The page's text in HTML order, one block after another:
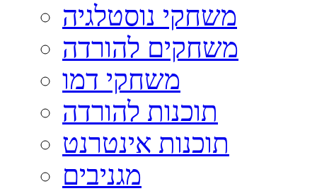
משחקי נוסטלגיה
משחקים להורדה
משחקי דמו
תוכנות להורדה
תוכנות אינטרנט
מגניבים